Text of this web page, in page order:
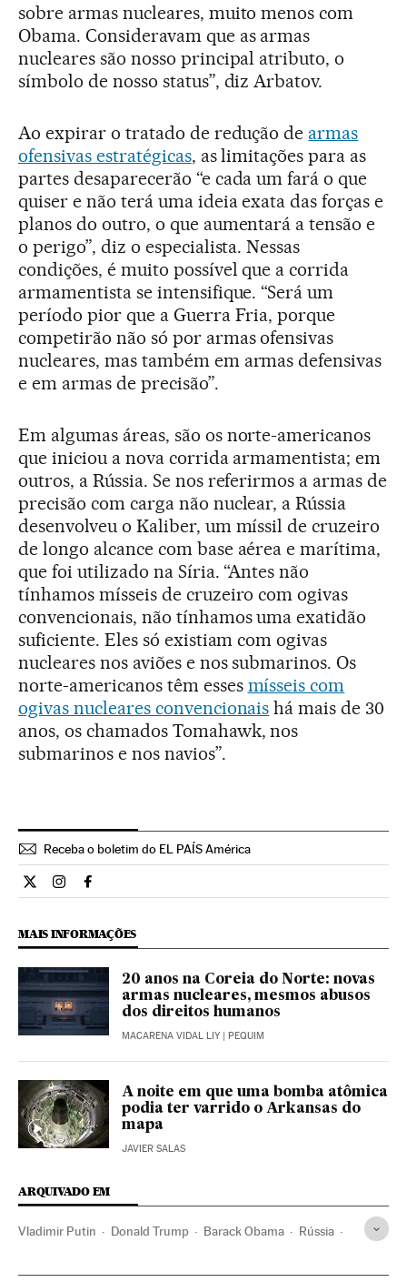
sobre armas nucleares, muito menos com
Obama. Consideravam que as armas
nucleares são nosso principal atributo, o
símbolo de nosso status”, diz Arbatov.
Ao expirar o tratado de redução de armas
ofensivas estratégicas, as limitações para as
partes desaparecerão “e cada um fará o que
quiser e não terá uma ideia exata das forças e
planos do outro, o que aumentará a tensão e
o perigo”, diz o especialista. Nessas
condições, é muito possível que a corrida
armamentista se intensifique. “Será um
período pior que a Guerra Fria, porque
competirão não só por armas ofensivas
nucleares, mas também em armas defensivas
e em armas de precisão”.
Em algumas áreas, são os norte-americanos
que iniciou a nova corrida armamentista; em
outros, a Rússia. Se nos referirmos a armas de
precisão com carga não nuclear, a Rússia
desenvolveu o Kaliber, um míssil de cruzeiro
de longo alcance com base aérea e marítima,
que foi utilizado na Síria. “Antes não
tínhamos mísseis de cruzeiro com ogivas
convencionais, não tínhamos uma exatidão
suficiente. Eles só existiam com ogivas
nucleares nos aviões e nos submarinos. Os
norte-americanos têm esses mísseis com
ogivas nucleares convencionais há mais de 30
anos, os chamados Tomahawk, nos
submarinos e nos navios”.
Receba o boletim do EL PAÍS América
Internacional El País Brasil en Twitter
Internacional El País Brasil en Instagram
Internacional El País Brasil en Facebook
MAIS INFORMAÇÕES
20 anos na Coreia do Norte: novas
armas nucleares, mesmos abusos
dos direitos humanos
MACARENA VIDAL LIY | PEQUIM
A noite em que uma bomba atômica
podia ter varrido o Arkansas do
mapa
JAVIER SALAS
ARQUIVADO EM
Vladimir Putin Donald Trump Barack Obama Rússia